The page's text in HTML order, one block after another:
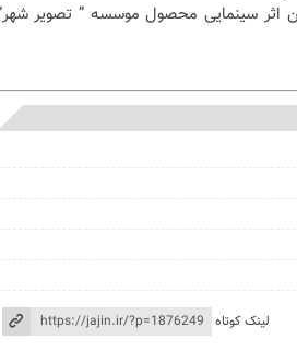
اثر سینمایى محصول موسسه ” تصویر
لینک کوتاه